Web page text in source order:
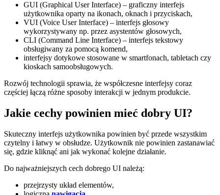
GUI (Graphical User Interface) – graficzny interfejs
użytkownika oparty na ikonach, oknach i przyciskach,
VUI (Voice User Interface) – interfejs głosowy
wykorzystywany np. przez asystentów głosowych,
CLI (Command Line Interface) – interfejs tekstowy
obsługiwany za pomocą komend,
interfejsy dotykowe stosowane w smartfonach, tabletach czy
kioskach samoobsługowych.
Rozwój technologii sprawia, że współczesne interfejsy coraz
częściej łączą różne sposoby interakcji w jednym produkcie.
Jakie cechy powinien mieć dobry UI?
Skuteczny interfejs użytkownika powinien być przede wszystkim
czytelny i łatwy w obsłudze. Użytkownik nie powinien zastanawiać
się, gdzie kliknąć ani jak wykonać kolejne działanie.
Do najważniejszych cech dobrego UI należą:
przejrzysty układ elementów,